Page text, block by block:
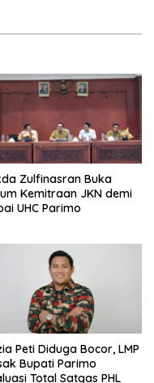
Zulfinasran Buka
Kemitraan JKN demi
UHC Parimo
Peti Diduga Bocor, LMP
Bupati Parimo
Total Satgas PHL